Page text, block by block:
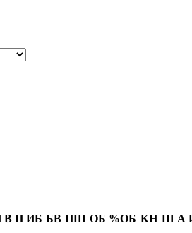
В П ИБ БВ ПШ ОБ %ОБ КН Ш А